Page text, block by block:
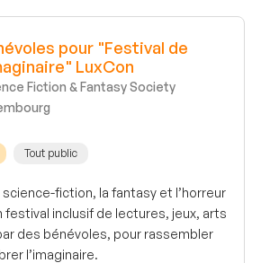
pour "Festival de
LuxCon
Fiction & Fantasy Society
Tout public
science-fiction, la fantasy et l’horreur
festival inclusif de lectures, jeux, arts
des bénévoles, pour rassembler
l’imaginaire.